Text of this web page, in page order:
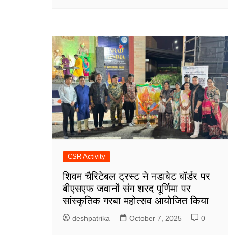
CSR Activity
शिवम चैरिटेबल ट्रस्ट ने नडाबेट बॉर्डर पर
बीएसएफ जवानों संग शरद पूर्णिमा पर
सांस्कृतिक गरबा महोत्सव आयोजित किया
deshpatrika October 7, 2025 0